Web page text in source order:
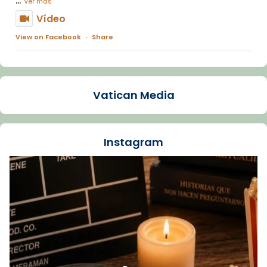
Vídeo
View on Facebook · Share
Arquebisbat de Barcelona
La Carmina va patir depressió. Fa gairebé
dos mesos, a l'Estadi Lluís Companys, la
Recupera l'entrevista comp
Vatican
tican News 👇
www.vaticannews.va/es/iglesia/news/2026-
07/carmina-historia-depresion-papa-viaje-
espana-testimoni...
Foto
Vatican Media
Instagram